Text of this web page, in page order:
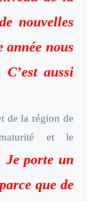
nouvelles
année nous
aussi
de la région de
et le
Je porte un
que de